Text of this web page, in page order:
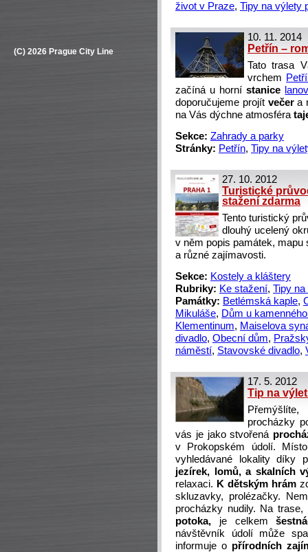
(C) 2026 Prague City Line
život v Praze, Tipy na výlety
10. 11. 2014
Petřín –
Tato trasa
vrchem
začíná u horní stanice
doporučujeme projít večera
na Vás dýchne atmosféra
Sekce: Zahrady a parky
Stránky: Petřín, Tipy na
27. 10. 2012
Turistické
stažení zdarma
Tento turistický
dlouhý ucelený
v něm popis památek,
a různé zajímavosti.
Sekce: Kostely a kláštery
Rubriky: Ke stažení, Tipy
Památky: Betlémská kaple,
Mikuláše, Dům u
Klementinum, Maiselova
divadlo, Obecní dům,
náměstí, Stavovské divadlo,
17. 5. 2012
Tip na
procházky
vás je jako stvořená
v Prokopském údolí.
vyhledávané lokality díky
jezírek, lomů, a skalních
relaxaci. K dětským hrám
skluzavky, prolézačky.
procházky nudily. Na
potoka, je celkem
návštěvník údolí může
informuje o přírodních